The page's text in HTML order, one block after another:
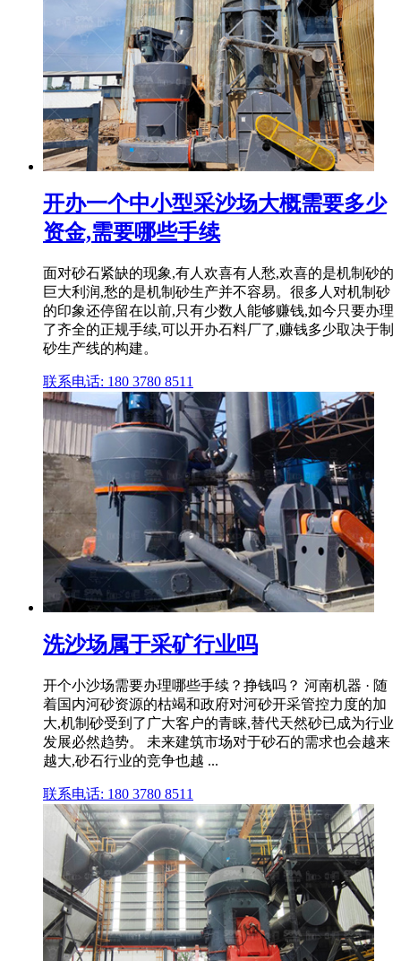
开办一个中小型采沙场大概需要多少
资金,需要哪些手续
面对砂石紧缺的现象,有人欢喜有人愁,欢喜的是机制砂的
巨大利润,愁的是机制砂生产并不容易。很多人对机制砂
的印象还停留在以前,只有少数人能够赚钱,如今只要办理
了齐全的正规手续,可以开办石料厂了,赚钱多少取决于制
砂生产线的构建。
联系电话: 180 3780 8511
洗沙场属于采矿行业吗
开个小沙场需要办理哪些手续？挣钱吗？ 河南机器 · 随
着国内河砂资源的枯竭和政府对河砂开采管控力度的加
大,机制砂受到了广大客户的青睐,替代天然砂已成为行业
发展必然趋势。 未来建筑市场对于砂石的需求也会越来
越大,砂石行业的竞争也越 ...
联系电话: 180 3780 8511